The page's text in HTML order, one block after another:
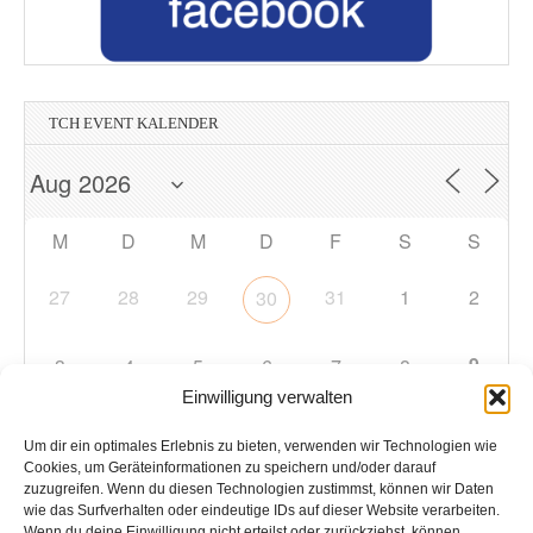
Einwilligung verwalten
Um dir ein optimales Erlebnis zu bieten, verwenden wir Technologien wie
Cookies, um Geräteinformationen zu speichern und/oder darauf
zuzugreifen. Wenn du diesen Technologien zustimmst, können wir Daten
wie das Surfverhalten oder eindeutige IDs auf dieser Website verarbeiten.
TCH EVENT KALENDER
M D M D F S S
27 28 29 30 31 1 2
3 4 5 6 7 8 9
10 11 12 13 14 15
17 18 19 20 21 22 23